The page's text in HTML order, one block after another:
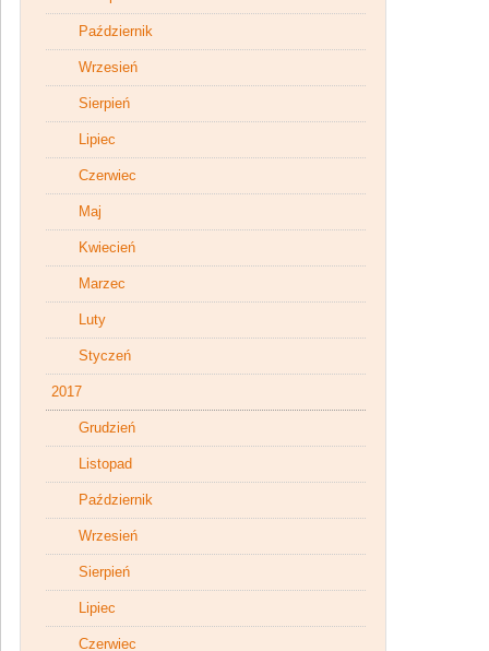
Październik
Wrzesień
Sierpień
Lipiec
Czerwiec
Maj
Kwiecień
Marzec
Luty
Styczeń
2017
Grudzień
Listopad
Październik
Wrzesień
Sierpień
Lipiec
Czerwiec